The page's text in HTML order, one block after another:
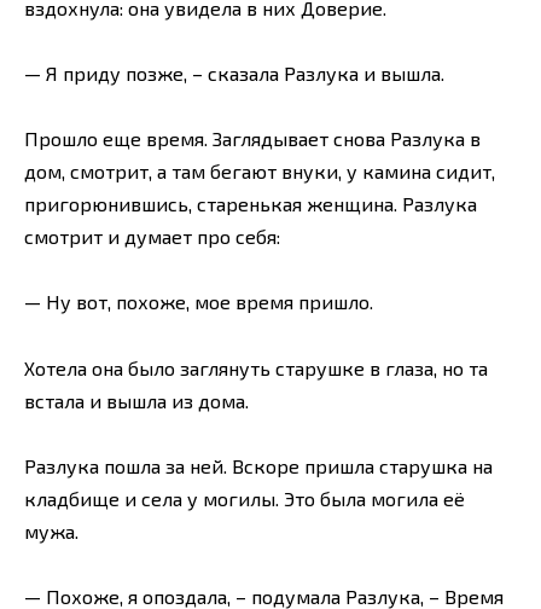
вздохнула: она увидела в них Доверие.
— Я приду позже, – сказала Разлука и вышла.
Прошло еще время. Заглядывает снова Разлука в
дом, смотрит, а там бегают внуки, у камина сидит,
пригорюнившись, старенькая женщина. Разлука
смотрит и думает про себя:
— Ну вот, похоже, мое время пришло.
Хотела она было заглянуть старушке в глаза, но та
встала и вышла из дома.
Разлука пошла за ней. Вскоре пришла старушка на
кладбище и села у могилы. Это была могила её
мужа.
— Похоже, я опоздала, – подумала Разлука, – Время